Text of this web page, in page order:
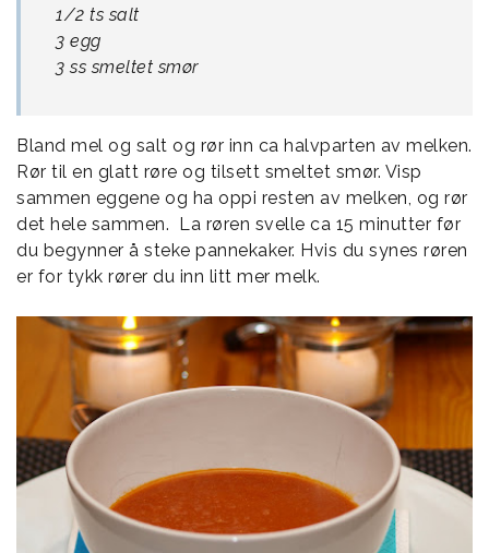
1/2 ts salt
3 egg
3 ss smeltet smør
Bland mel og salt og rør inn ca halvparten av melken.
Rør til en glatt røre og tilsett smeltet smør. Visp
sammen eggene og ha oppi resten av melken, og rør
det hele sammen. La røren svelle ca 15 minutter før
du begynner å steke pannekaker. Hvis du synes røren
er for tykk rører du inn litt mer melk.